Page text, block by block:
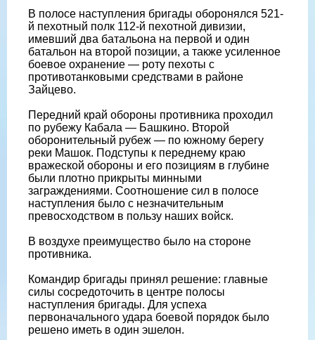
В полосе наступления бригады оборонялся 521-
й пехотный полк 112-й пехотной дивизии,
имевший два батальона на первой и один
батальон на второй позиции, а также усиленное
боевое охранение — роту пехоты с
противотанковыми средствами в районе
Зайцево.
Передний край обороны противника проходил
по рубежу Кабала — Башкино. Второй
оборонительный рубеж — по южному берегу
реки Машок. Подступы к переднему краю
вражеской обороны и его позициям в глубине
были плотно прикрыты минными
заграждениями. Соотношение сил в полосе
наступления было с незначительным
превосходством в пользу наших войск.
В воздухе преимущество было на стороне
противника.
Командир бригады принял решение: главные
силы сосредоточить в центре полосы
наступления бригады. Для успеха
первоначального удара боевой порядок было
решено иметь в один эшелон.